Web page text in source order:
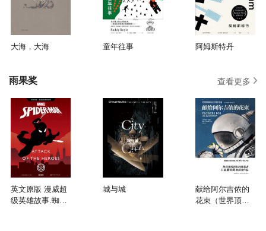
大海，大海 童年往事 阿姆斯特丹
雨果奖 查看更多
英文原版 漫威超
级英雄故事.蜘蛛
城与城
献给阿尔吉侬的
花束（世界顶级